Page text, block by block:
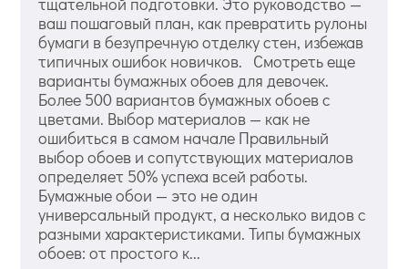
ваш пошаговый план, как превратить рулоны
бумаги в безупречную отделку стен, избежав
типичных ошибок новичков. Смотреть еще
варианты бумажных обоев для девочек.
Более 500 вариантов бумажных обоев с
цветами. Выбор материалов — как не
ошибиться в самом начале Правильный
выбор обоев и сопутствующих материалов
определяет 50% успеха всей работы.
Бумажные обои — это не один
универсальный продукт, а несколько видов с
разными характеристиками. Типы бумажных
обоев: от простого к...